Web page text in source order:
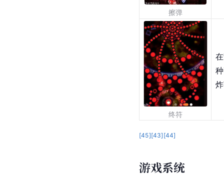
擦弹
终符
[45][43] [44]
游戏系统